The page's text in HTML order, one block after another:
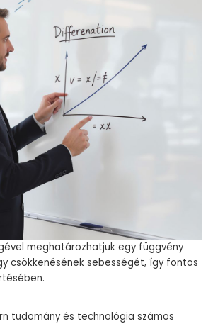
meghatározhatjuk egy függvény
csökkenésének sebességét, így fontos
tudomány és technológia számos